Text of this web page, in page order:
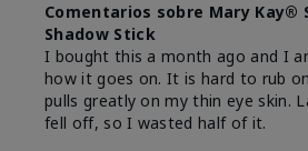
Comentarios sobre Mary Kay®
Shadow Stick
I bought this a month ago and I
how it goes on. It is hard to rub
pulls greatly on my thin eye skin.
fell off, so I wasted half of it.